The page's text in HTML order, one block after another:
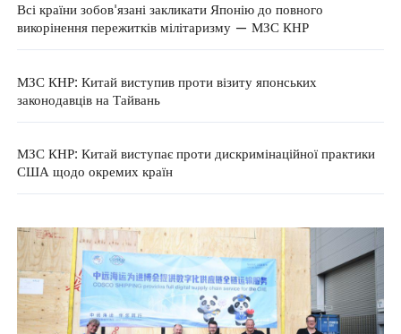
Всі країни зобов'язані закликати Японію до повного
викорінення пережитків мілітаризму — МЗС КНР
МЗС КНР: Китай виступив проти візиту японських
законодавців на Тайвань
МЗС КНР: Китай виступає проти дискримінаційної практики
США щодо окремих країн